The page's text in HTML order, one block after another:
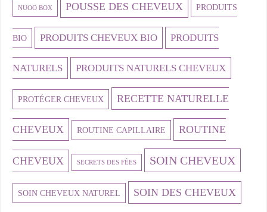
NUOO BOX POUSSE DES CHEVEUX PRODUITS
BIO PRODUITS CHEVEUX BIO PRODUITS
NATURELS PRODUITS NATURELS CHEVEUX
PROTÉGER CHEVEUX RECETTE NATURELLE
CHEVEUX ROUTINE CAPILLAIRE ROUTINE
CHEVEUX SECRETS DES FÉES SOIN CHEVEUX
SOIN CHEVEUX NATUREL SOIN DES CHEVEUX